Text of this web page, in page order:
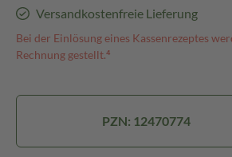
Versandkostenfreie Lieferung
Bei der Einlösung eines Kassenrezeptes
Rechnung gestellt.⁴
PZN: 12470774